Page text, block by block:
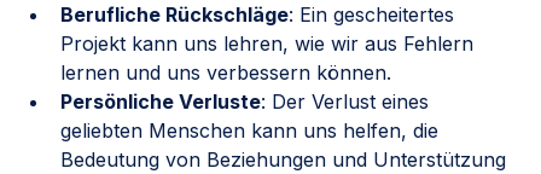
Berufliche Rückschläge: Ein gescheitertes
Projekt kann uns lehren, wie wir aus Fehlern
lernen und uns verbessern können.
Persönliche Verluste: Der Verlust eines
geliebten Menschen kann uns helfen, die
Bedeutung von Beziehungen und Unterstützung